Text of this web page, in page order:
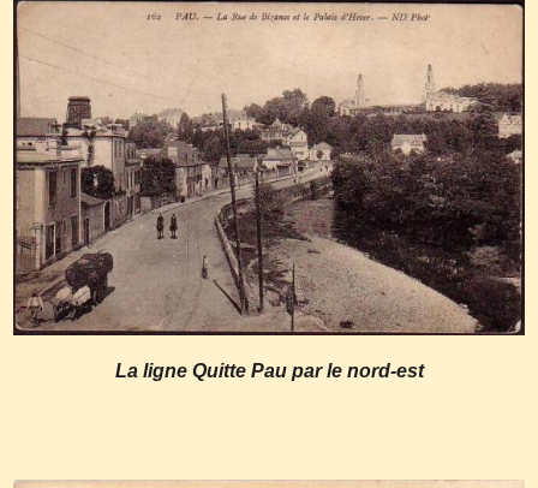
La ligne Quitte Pau par le nord-est